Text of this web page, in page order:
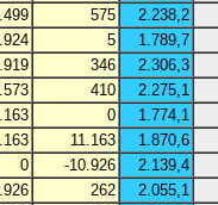
575
2.238,2
5
1.789,7
346
2.306,3
410
2.275,1
0
1.774,1
11.163
1.870,6
0 -10.926
2.139,4
262
2.055,1